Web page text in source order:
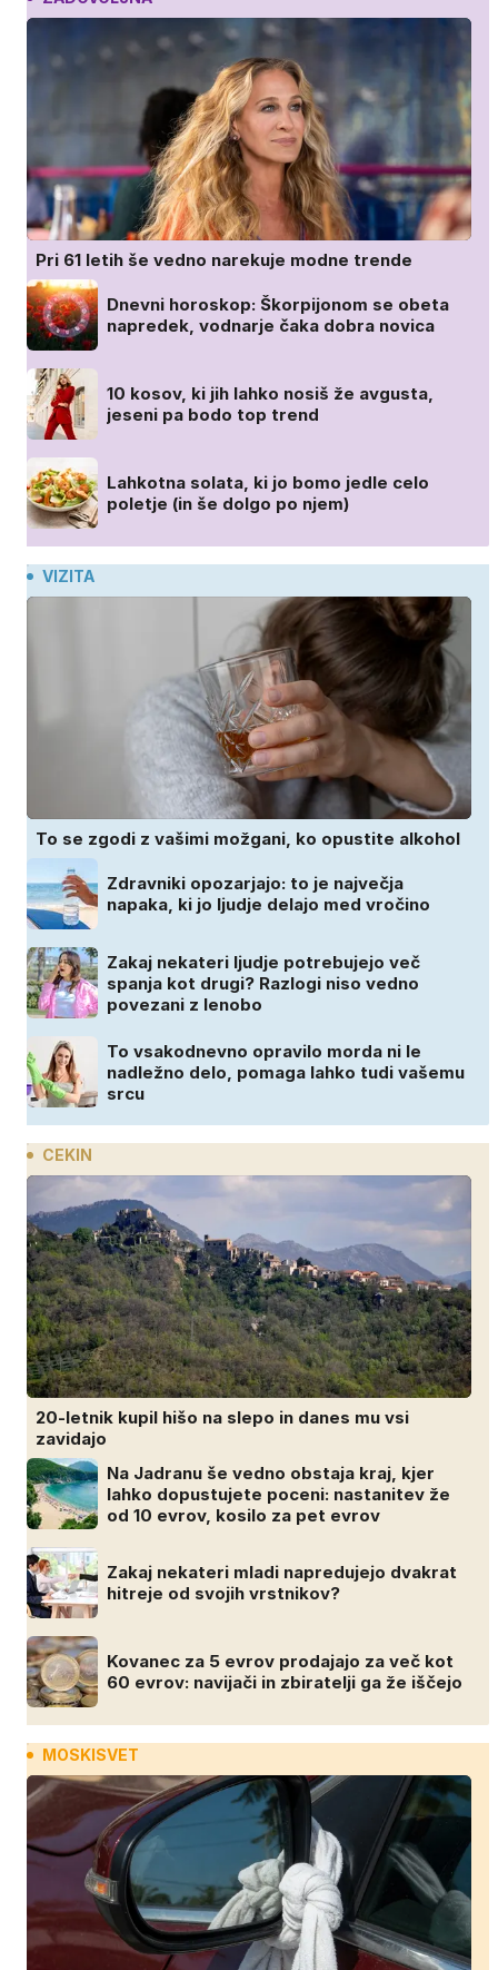
Pri 61 letih še vedno narekuje modne trende
Dnevni horoskop: Škorpijonom se obeta
napredek, vodnarje čaka dobra novica
10 kosov, ki jih lahko nosiš že avgusta,
jeseni pa bodo top trend
Lahkotna solata, ki jo bomo jedle celo
poletje (in še dolgo po njem)
VIZITA
To se zgodi z vašimi možgani, ko opustite alkohol
Zdravniki opozarjajo: to je največja
napaka, ki jo ljudje delajo med vročino
Zakaj nekateri ljudje potrebujejo več
spanja kot drugi? Razlogi niso vedno
povezani z lenobo
To vsakodnevno opravilo morda ni le
nadležno delo, pomaga lahko tudi vašemu
srcu
CEKIN
20-letnik kupil hišo na slepo in danes mu vsi
zavidajo
Na Jadranu še vedno obstaja kraj, kjer
lahko dopustujete poceni: nastanitev že
od 10 evrov, kosilo za pet evrov
Zakaj nekateri mladi napredujejo dvakrat
hitreje od svojih vrstnikov?
Kovanec za 5 evrov prodajajo za več kot
60 evrov: navijači in zbiratelji ga že iščejo
MOSKISVET